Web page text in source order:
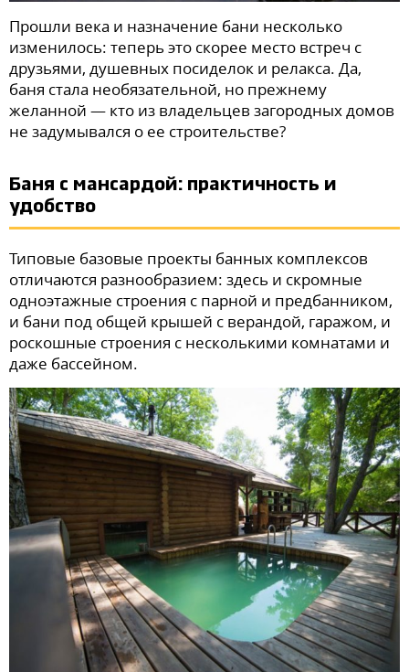
Прошли века и назначение бани несколько
изменилось: теперь это скорее место встреч с
друзьями, душевных посиделок и релакса. Да,
баня стала необязательной, но прежнему
желанной — кто из владельцев загородных домов
не задумывался о ее строительстве?
Баня с мансардой: практичность и
удобство
Типовые базовые проекты банных комплексов
отличаются разнообразием: здесь и скромные
одноэтажные строения с парной и предбанником,
и бани под общей крышей с верандой, гаражом, и
роскошные строения с несколькими комнатами и
даже бассейном.